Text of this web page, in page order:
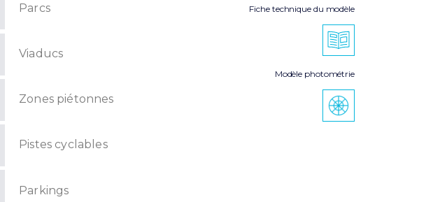
Parcs
Viaducs
Zones piétonnes
Pistes cyclables
Parkings
Fiche technique du modèle
Modèle photométrie